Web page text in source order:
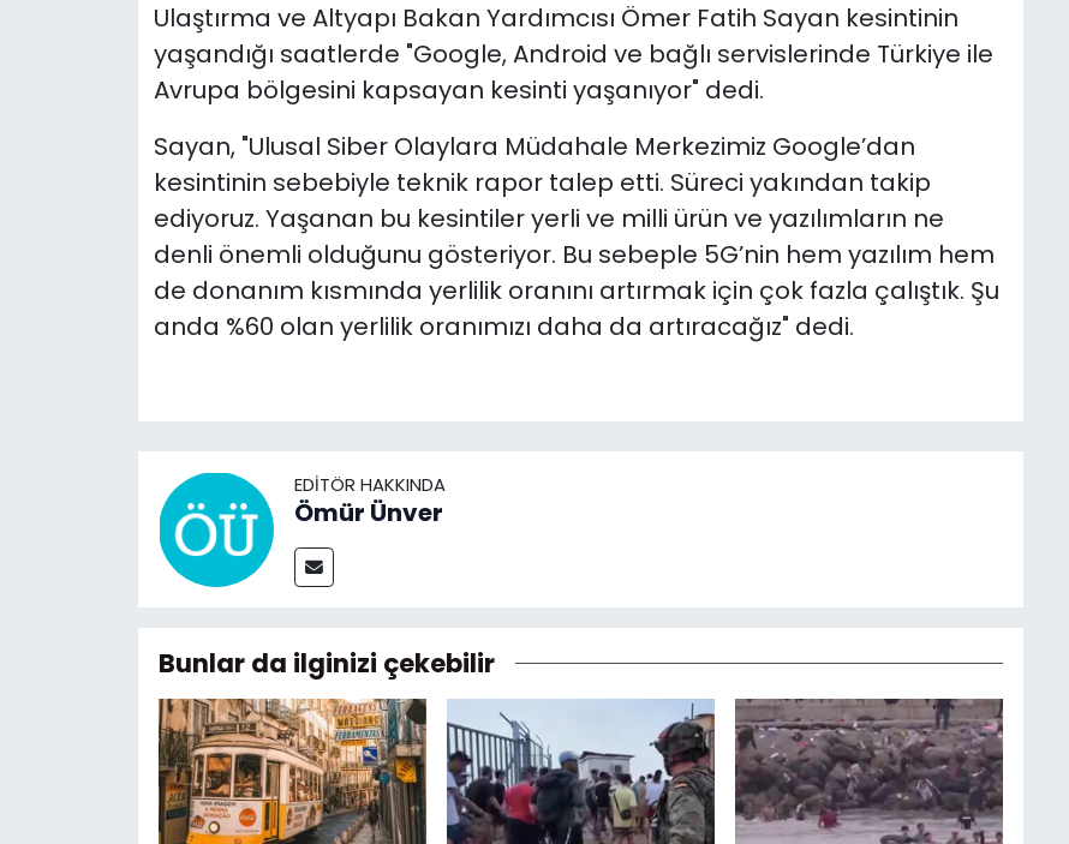
Ulaştırma ve Altyapı Bakan Yardımcısı Ömer Fatih Sayan kesintinin
yaşandığı saatlerde "Google, Android ve bağlı servislerinde Türkiye ile
Avrupa bölgesini kapsayan kesinti yaşanıyor" dedi.
Sayan, "Ulusal Siber Olaylara Müdahale Merkezimiz Google’dan
kesintinin sebebiyle teknik rapor talep etti. Süreci yakından takip
ediyoruz. Yaşanan bu kesintiler yerli ve milli ürün ve yazılımların ne
denli önemli olduğunu gösteriyor. Bu sebeple 5G’nin hem yazılım hem
de donanım kısmında yerlilik oranını artırmak için çok fazla çalıştık. Şu
anda %60 olan yerlilik oranımızı daha da artıracağız" dedi.
EDITÖR HAKKINDA
Ömür Ünver
Bunlar da ilginizi çekebilir